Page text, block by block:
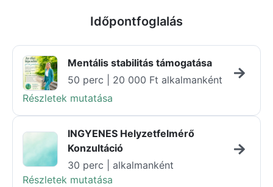
Időpontfoglalás
Mentális stabilitás támogatása
50 perc | 20 000 Ft alkalmanként
Részletek mutatása
INGYENES Helyzetfelmérő
Konzultáció
30 perc | alkalmanként
Részletek mutatása